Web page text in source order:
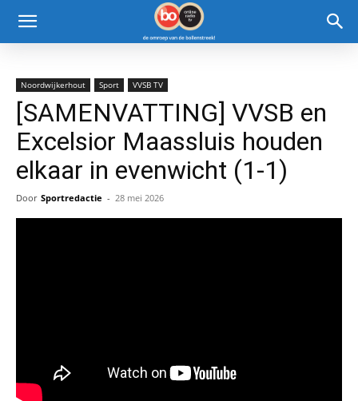
Noordwijkerhout Sport VVSB TV
[SAMENVATTING] VVSB en
Excelsior Maassluis houden
elkaar in evenwicht (1-1)
Door Sportredactie - 28 mei 2026